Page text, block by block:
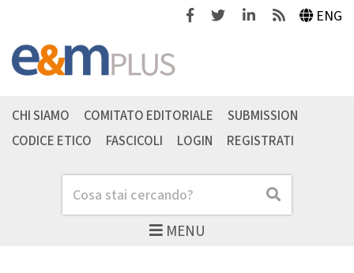
FacebookTwitterLinkedinFeeds ENG
MENU
Cerca Cerca
CHI SIAMO COMITATO EDITORIALE
SUBMISSION
CODICE ETICO
FASCICOLI LOGIN REGISTRATI